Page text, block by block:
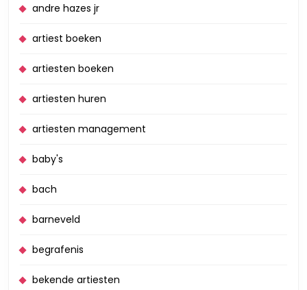
andre hazes jr
artiest boeken
artiesten boeken
artiesten huren
artiesten management
baby's
bach
barneveld
begrafenis
bekende artiesten